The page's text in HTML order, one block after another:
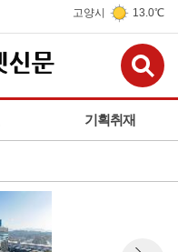
고양시 13.0℃
기획취재